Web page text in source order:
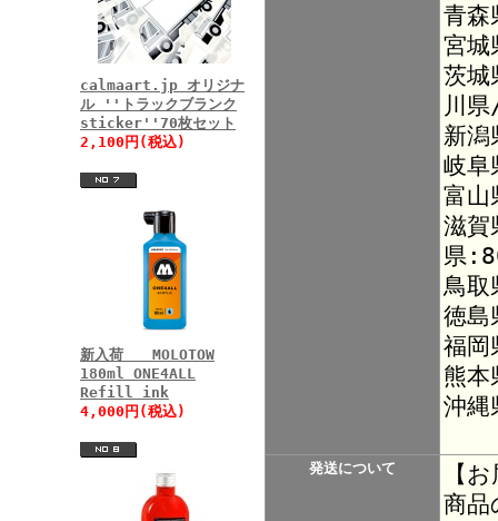
calmaart.jp オリジナ
ル ''トラックブランク
sticker''70枚セット
2,100円(税込)
新入荷 MOLOTOW
180ml ONE4ALL
Refill ink
4,000円(税込)
青
宮
茨
川
新
岐
富
滋
県
鳥
徳
福
熊
沖縄
発送について
【
商品